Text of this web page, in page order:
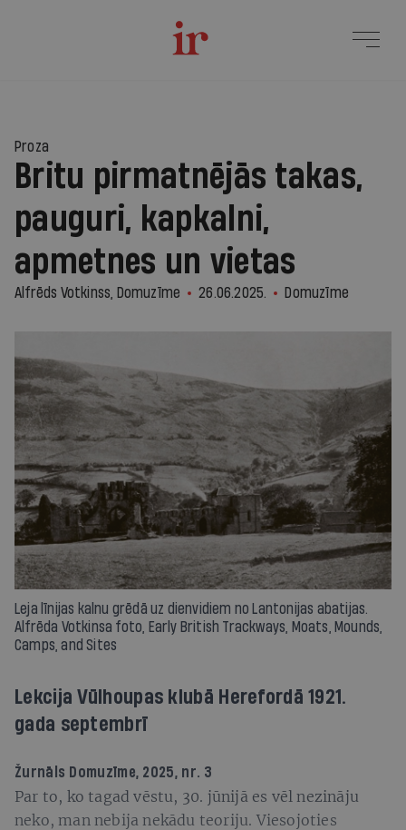
Proza
Britu pirmatnējās takas,
pauguri, kapkalni,
apmetnes un vietas
Alfrēds Votkinss, Domuzīme 26.06.2025. Domuzīme
Leja līnijas kalnu grēdā uz dienvidiem no Lantonijas abatijas.
Alfrēda Votkinsa foto, Early British Trackways, Moats, Mounds,
Camps, and Sites
Lekcija Vūlhoupas klubā Herefordā 1921.
gada septembrī
Žurnāls Domuzīme, 2025, nr. 3
Par to, ko tagad vēstu, 30. jūnijā es vēl nezināju
neko, man nebija nekādu teoriju. Viesojoties